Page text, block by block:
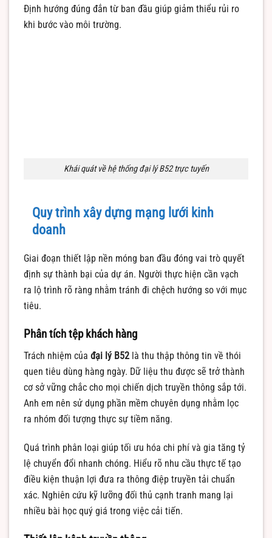
Định hướng đúng đắn từ ban đầu giúp giảm thiểu rủi ro
khi bước vào môi trường.
Khái quát về hệ thống đại lý B52 trực tuyến
Quy trình xây dựng mạng lưới kinh
doanh
Giai đoạn thiết lập nền móng ban đầu đóng vai trò quyết
định sự thành bại của dự án. Người thực hiện cần vạch
ra lộ trình rõ ràng nhằm tránh đi chệch hướng so với mục
tiêu.
Phân tích tệp khách hàng
Trách nhiệm của đại lý B52 là thu thập thông tin về thói
quen tiêu dùng hàng ngày. Dữ liệu thu được sẽ trở thành
cơ sở vững chắc cho mọi chiến dịch truyền thông sắp tới.
Anh em nên sử dụng phần mềm chuyên dụng nhằm lọc
ra nhóm đối tượng thực sự tiềm năng.
Quá trình phân loại giúp tối ưu hóa chi phí và gia tăng tỷ
lệ chuyển đổi nhanh chóng. Hiểu rõ nhu cầu thực tế tạo
điều kiện thuận lợi đưa ra thông điệp truyền tải chuẩn
xác. Nghiên cứu kỹ lưỡng đối thủ cạnh tranh mang lại
nhiều bài học quý giá trong việc cải tiến.